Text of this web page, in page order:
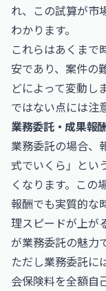
れ、この試算が市
わかります。
これらはあくまで
安であり、案件の
どによって変動し
ではない点には注
業務委託・成果報
業務委託の場合、
式でいくら」とい
くなります。この
報酬でも実質的な
理スピードが上が
が業務委託の魅力
ただし業務委託に
会保険料を全額自